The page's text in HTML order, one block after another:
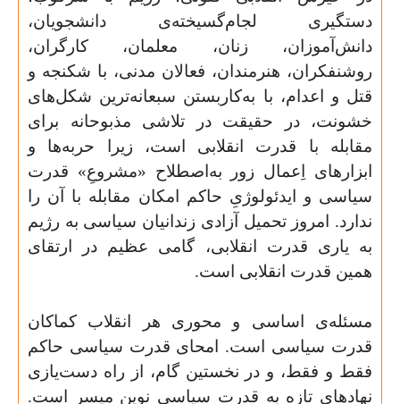
دستگیری لجام‌گسیخته‌ی دانشجویان،
دانش‌آموزان، زنان، معلمان، کارگران،
روشنفکران، هنرمندان، فعالان مدنی، با شکنجه و
قتل و اعدام، با به‌کاربستن سبعانه‌ترین شکل‌های
خشونت، در حقیقت در تلاشی مذبوحانه برای
مقابله با قدرت انقلابی است، زیرا حربه‌ها و
ابزارهای اِعمال زور به‌اصطلاح «مشروعِ» قدرت
سیاسی و ایدئولوژیِ حاکم امکان مقابله با آن‌ را
ندارد. امروز تحمیل آزادی زندانیان سیاسی به رژیم
به یاری قدرت انقلابی، گامی عظیم در ارتقای
همین قدرت انقلابی است.
مسئله‌ی اساسی و محوری هر انقلاب کماکان
قدرت سیاسی است. امحای قدرت سیاسی حاکم
فقط و فقط، و در نخستین گام، از راه دست‌یازی
نهادهای تازه به قدرت سیاسی نوین میسر است.